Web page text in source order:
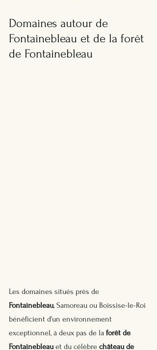
Domaines autour de
Fontainebleau et de la forêt
de Fontainebleau
Les domaines situés près de
Fontainebleau, Samoreau ou Boissise-le-Roi
bénéficient d’un environnement
exceptionnel, à deux pas de la forêt de
Fontainebleau et du célèbre château de